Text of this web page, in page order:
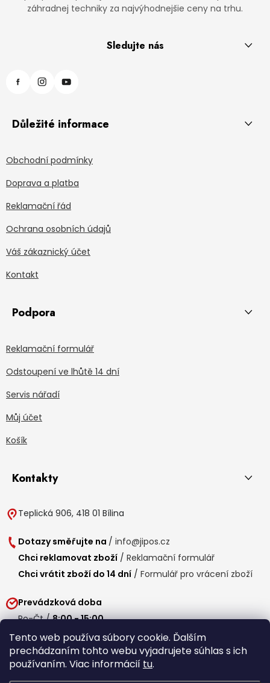
Tento web používa súbory cookie. Ďalším
prechádzaním tohto webu vyjadrujete súhlas s ich
používaním. Viac informácií tu.
záhradnej techniky za najvýhodnejšie ceny na trhu.
Sledujte nás
Důležité informace
Obchodní podmínky
Doprava a platba
Reklamační řád
Ochrana osobních údajů
Váš zákaznický účet
Kontakt
Podpora
Reklamační formulář
Odstoupení ve lhůtě 14 dní
Servis nářadí
Můj účet
Košík
Kontakty
Teplická 906, 418 01 Bílina
Dotazy směřujte na / info@jipos.cz
Chci reklamovat zboží / Reklamační formulář
Chci vrátit zboží do 14 dní / Formulář pro vrácení zboží
Prevádzková doba
Po-Čt /8:00 - 15:00
Pá / 7:30 - 14:30
Obedňajšia prestávka /11:00 - 11:30